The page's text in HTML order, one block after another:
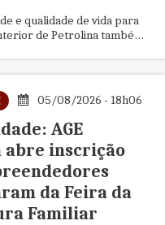
e qualidade de vida para
de Petrolina também
05/08/2026 - 18h06
AGE
inscrição
da Feira da
Familiar